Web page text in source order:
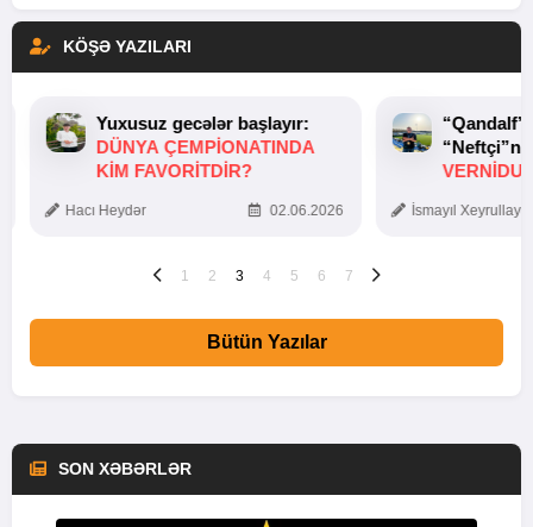
KÖŞƏ YAZILARI
Yuxusuz gecələr başlayır:
DÜNYA ÇEMPIONATINDA
KIM FAVORITDIR?
Hacı Heydər 02.06.2026 İsmayıl
1 2 3 4 5 6 7
Bütün Yazılar
SON XƏBƏRLƏR